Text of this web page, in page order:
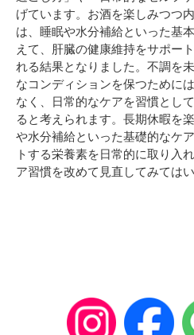
げています。お酒を楽しみつつ
は、睡眠や水分補給といった基
えて、肝臓の健康維持をサポー
れる結果となりました。不調を
なコンディションを保つために
なく、日常的なケアを習慣とし
ると考えられます。長期休暇を
や水分補給といった基礎的なケ
トする栄養素を日常的に取り入
ア習慣を改めて見直してみては